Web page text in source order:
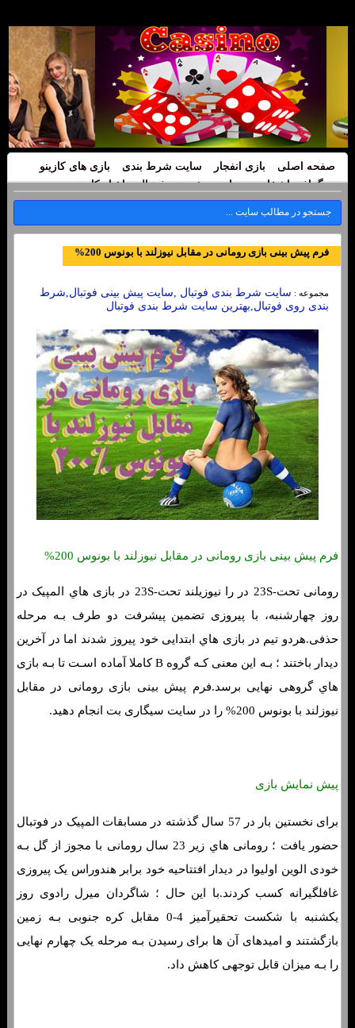
صفحه اصلی بازی انفجار سایت شرط بندی
بازی های کازینو
بیوگرافی اشخاص
سایت پیش بینی فوتبال اخبار کازینو
فرم پیش بینی بازی رومانی در مقابل نیوزلند با بونوس 200%
مجموعه : سایت شرط بندی فوتبال ,سایت پیش بینی فوتبال,شرط
بندی روی فوتبال,بهترین سایت شرط بندی فوتبال
فرم پیش بینی بازی رومانی در مقابل نیوزلند با بونوس 200%
رومانی تحت-23S در را نیوزیلند تحت-23S در بازی هاي‌ المپیک در
روز چهارشنبه، با پیروزی تضمین پیشرفت دو طرف بـه مرحله
حذفی.هردو تیم در بازی هاي‌ ابتدایی خود پیروز شدند اما در آخرین
دیدار باختند ؛ بـه این معنی کـه گروه B کاملا آماده اسـت تا بـه بازی
هاي‌ گروهی نهایی برسد.فرم پیش بینی بازی رومانی در مقابل
نیوزلند با بونوس 200% را در سایت سیگاری بت انجام دهید.
پیش نمایش بازی
برای نخستین بار در 57 سال گذشته در مسابقات المپیک در فوتبال
حضور یافت ؛ رومانی هاي‌ زیر 23 سال رومانی با مجوز از گل بـه
خودی الوین اولیوا در دیدار افتتاحیه خود برابر هندوراس یک پیروزی
غافلگیرانه کسب کردند.با این حال ؛ شاگردان میرل رادوی روز
یکشنبه با شکست تحقیرآمیز 4-0 مقابل کره جنوبی بـه زمین
بازگشتند و امیدهای آن ها برای رسیدن بـه مرحله یک چهارم نهایی
را بـه میزان قابل توجهی کاهش داد.